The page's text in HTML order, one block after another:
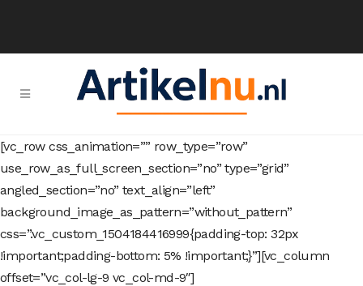
[vc_row css_animation=”” row_type=”row”
use_row_as_full_screen_section=”no” type=”grid”
angled_section=”no” text_align=”left”
background_image_as_pattern=”without_pattern”
css=”.vc_custom_1504184416999{padding-top: 32px
!important;padding-bottom: 5% !important;}”][vc_column
offset=”vc_col-lg-9 vc_col-md-9″]